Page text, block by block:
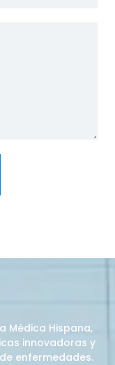
Médica Hispana,
innovadoras y
enfermedades.